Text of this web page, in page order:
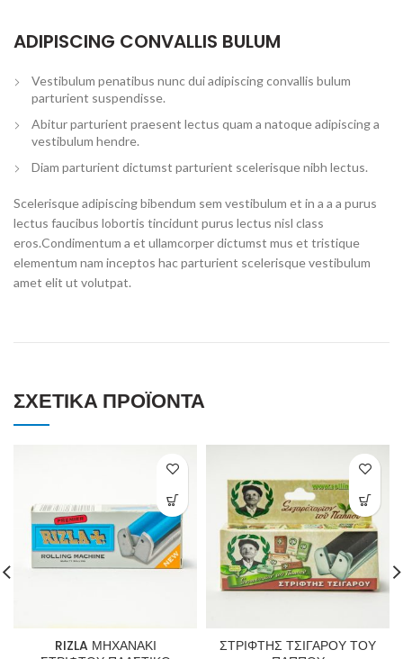
ADIPISCING CONVALLIS BULUM
Vestibulum penatibus nunc dui adipiscing convallis bulum
parturient suspendisse.
Abitur parturient praesent lectus quam a natoque adipiscing a
vestibulum hendre.
Diam parturient dictumst parturient scelerisque nibh lectus.
Scelerisque adipiscing bibendum sem vestibulum et in a a a purus
lectus faucibus lobortis tincidunt purus lectus nisl class
eros.Condimentum a et ullamcorper dictumst mus et tristique
elementum nam inceptos hac parturient scelerisque vestibulum
amet elit ut volutpat.
ΣΧΕΤΙΚΆ ΠΡΟΪΌΝΤΑ
RIZLA ΜΗΧΑΝΑΚΙ
ΣΤΡΙΦΤΗΣ ΤΣΙΓΑΡΟΥ ΤΟΥ